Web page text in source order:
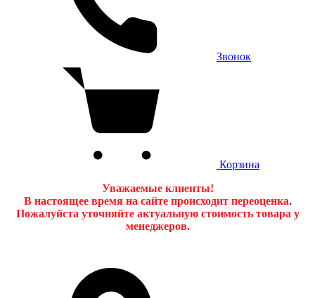
Звонок
Корзина
Уважаемые клиенты!
В настоящее время на сайте происходит переоценка.
Пожалуйста уточняйте актуальную стоимость товара у
менеджеров.